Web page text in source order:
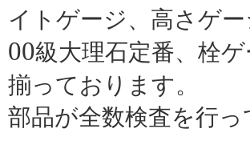
イトゲージ、高さゲー
00級大理石定番、栓
揃っております。
部品が全数検査を行